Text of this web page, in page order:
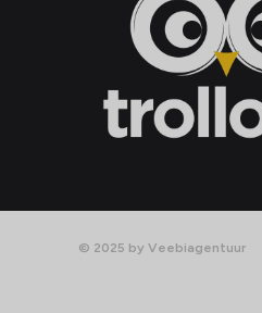
© 2025 by Veebiagentuur